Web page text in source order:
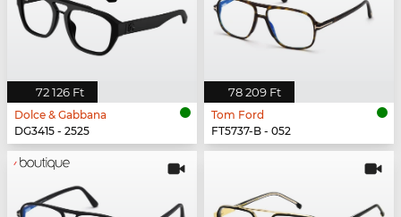
72 126 Ft
Dolce & Gabbana
DG3415 - 2525
78 209 Ft
Tom Ford
FT5737-B - 052